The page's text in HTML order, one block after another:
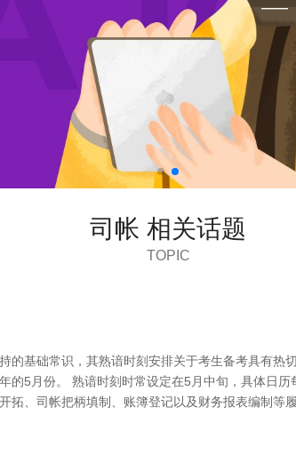
司帐 相关话题
TOPIC
基础常识，其熟谙时刻安排关于考生备考具有热
的5月份。 熟谙时刻时常设定在5月中旬，具体日
拓、司帐把柄填制、账簿登记以及财务报表编制